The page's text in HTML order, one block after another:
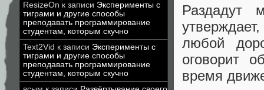
ResizeOn к записи Эксперименты с
тиграми и другие способы
преподавать программирование
студентам, которым скучно
Text2Vid к записи Эксперименты с
тиграми и другие способы
преподавать программирование
студентам, которым скучно
Раздадут
любой
оговорит
время